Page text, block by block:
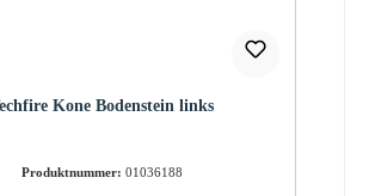
Kone Bodenstein links
Produktnummer: 01036188